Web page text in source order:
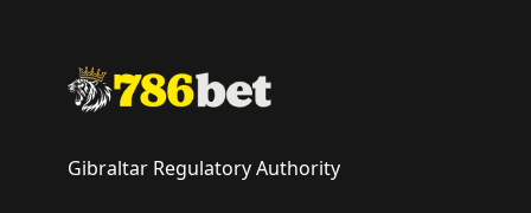
Gibraltar Regulatory Authority